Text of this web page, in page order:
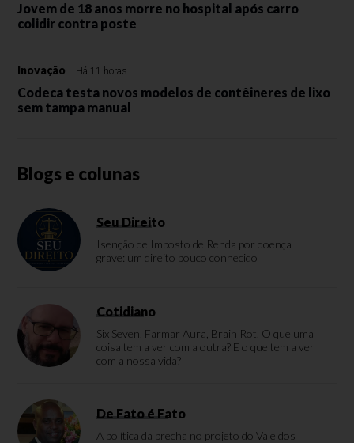
Jovem de 18 anos morre no hospital após carro
colidir contra poste
Inovação Há 11 horas
Codeca testa novos modelos de contêineres de lixo
sem tampa manual
Blogs e colunas
Seu Direito
Isenção de Imposto de Renda por doença
grave: um direito pouco conhecido
Cotidiano
Six Seven, Farmar Aura, Brain Rot. O que uma
coisa tem a ver com a outra? E o que tem a ver
com a nossa vida?
De Fato é Fato
A política da brecha no projeto do Vale dos